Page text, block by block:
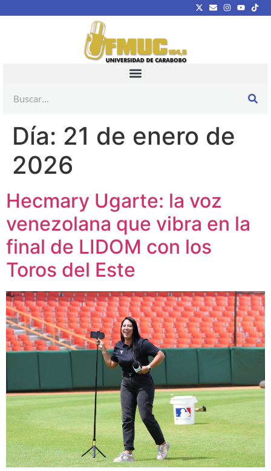
Día: 21 de enero de
2026
Hecmary Ugarte: la voz
venezolana que vibra en la
final de LIDOM con los
Toros del Este